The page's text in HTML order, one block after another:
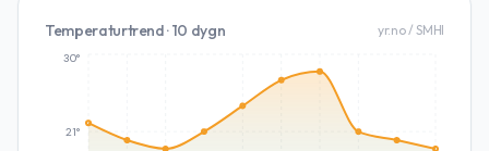
Temperaturtrend · 10 dygn yr.no / SMHI
21°
30°